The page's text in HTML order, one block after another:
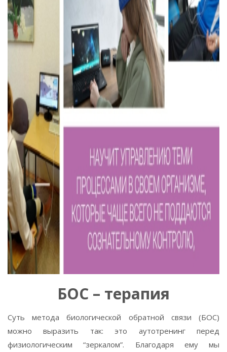
БОС – терапия
Суть метода биологической обратной связи (БОС)
можно выразить так: это аутотренинг перед
физиологическим “зеркалом”. Благодаря ему мы